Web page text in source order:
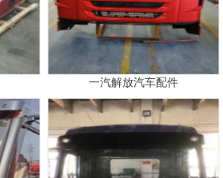
一汽解放汽车配件